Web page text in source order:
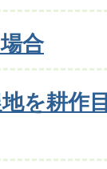
合
を耕作